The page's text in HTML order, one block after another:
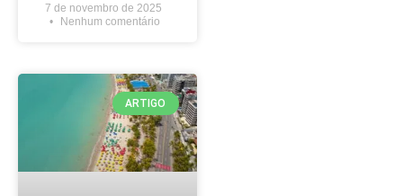
7 de novembro de 2025
Nenhum comentário
ARTIGO